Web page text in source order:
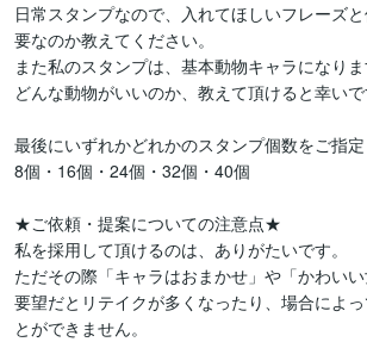
日常スタンプなので、入れてほしいフレーズ
要なのか教えてください。
また私のスタンプは、基本動物キャラになりま
どんな動物がいいのか、教えて頂けると幸いで
最後にいずれかどれかのスタンプ個数をご指定
8個・16個・24個・32個・40個
★ご依頼・提案についての注意点★
私を採用して頂けるのは、ありがたいです。
ただその際「キャラはおまかせ」や「かわい
要望だとリテイクが多くなったり、場合によ
とができません。